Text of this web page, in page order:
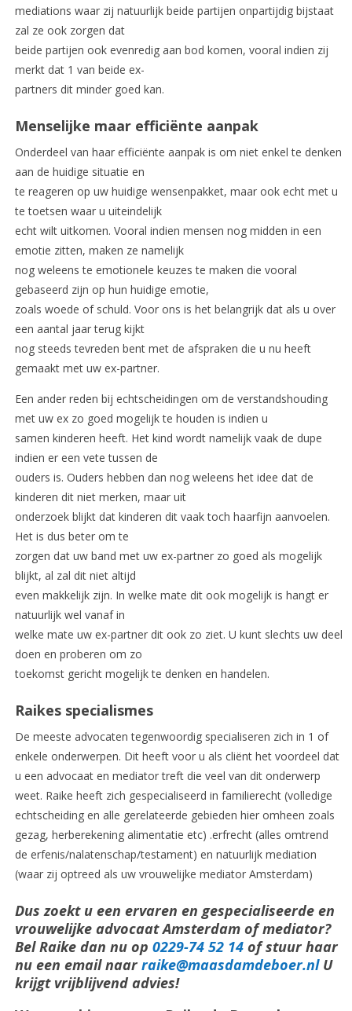
mediations waar zij natuurlijk beide partijen onpartijdig bijstaat
zal ze ook zorgen dat
beide partijen ook evenredig aan bod komen, vooral indien zij
merkt dat 1 van beide ex-
partners dit minder goed kan.
Menselijke maar efficiënte aanpak
Onderdeel van haar efficiënte aanpak is om niet enkel te denken
aan de huidige situatie en
te reageren op uw huidige wensenpakket, maar ook echt met u
te toetsen waar u uiteindelijk
echt wilt uitkomen. Vooral indien mensen nog midden in een
emotie zitten, maken ze namelijk
nog weleens te emotionele keuzes te maken die vooral
gebaseerd zijn op hun huidige emotie,
zoals woede of schuld. Voor ons is het belangrijk dat als u over
een aantal jaar terug kijkt
nog steeds tevreden bent met de afspraken die u nu heeft
gemaakt met uw ex-partner.
Een ander reden bij echtscheidingen om de verstandshouding
met uw ex zo goed mogelijk te houden is indien u
samen kinderen heeft. Het kind wordt namelijk vaak de dupe
indien er een vete tussen de
ouders is. Ouders hebben dan nog weleens het idee dat de
kinderen dit niet merken, maar uit
onderzoek blijkt dat kinderen dit vaak toch haarfijn aanvoelen.
Het is dus beter om te
zorgen dat uw band met uw ex-partner zo goed als mogelijk
blijkt, al zal dit niet altijd
even makkelijk zijn. In welke mate dit ook mogelijk is hangt er
natuurlijk wel vanaf in
welke mate uw ex-partner dit ook zo ziet. U kunt slechts uw deel
doen en proberen om zo
toekomst gericht mogelijk te denken en handelen.
Raikes specialismes
De meeste advocaten tegenwoordig specialiseren zich in 1 of
enkele onderwerpen. Dit heeft voor u als cliënt het voordeel dat
u een advocaat en mediator treft die veel van dit onderwerp
weet. Raike heeft zich gespecialiseerd in familierecht (volledige
echtscheiding en alle gerelateerde gebieden hier omheen zoals
gezag, herberekening alimentatie etc) .erfrecht (alles omtrend
de erfenis/nalatenschap/testament) en natuurlijk mediation
(waar zij optreed als uw vrouwelijke mediator Amsterdam)
Dus zoekt u een ervaren en gespecialiseerde en
vrouwelijke advocaat Amsterdam of mediator?
Bel Raike dan nu op 0229-74 52 14 of stuur haar
nu een email naar raike@maasdamdeboer.nl U
krijgt vrijblijvend advies!